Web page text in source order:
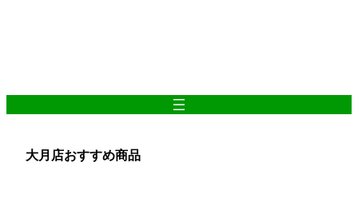
キ
大月店おすすめ商品